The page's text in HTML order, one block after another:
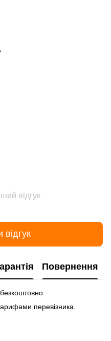
відгук
відгук
Повернення
перевізника.